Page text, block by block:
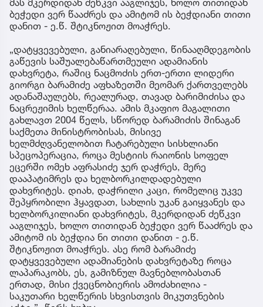
ბეჭედი ვერ წააძრეს და ამიტომ ის ბეჭდიანი თითი
დანით - ე.წ. შტიკნოჟით მოაჭრეს.
„დატყვევებული, განიარაღებული, წინააღმდეგობის
გაწევის საშუალებაწართმეული ადამიანის
დახვრეტა, რაშიც ნაცმოძის ერთ-ერთი ლიდერი
გიორგი ბარამიძე აფხაზეთში მეომარ ქართველებს
ადანაშაულებს, რეალურად, თავად ბარიმიძისა და
ნაცრეჟიმის ხელწერაა. ამის მკაფიო მაგალითი
გახლავთ 2004 წელს, სწორედ ბარამიძის შინაგან
საქმეთა მინისტრობისას, მისივე
ხელმძღვანელობით ჩატარებული სისხლიანი
სპეცოპერაცია, როცა მესტიის რაიონის სოფელ
ეცერში ომეხ აფრასიძე ჯერ დაჭრეს, მერე
დააპატიმრეს და ხელბორკილდადებული
დახვრიტეს. დიახ, დაჭრილი კაცი, რომელიც უკვე
შეპყრობილი ჰყავდათ, სახლის უკან გაიყვანეს და
ხელბორკილიანი დახვრიტეს, მკერდიდან ძეწკვი
ააგლიჯეს, ხოლო თითიდან ბეჭედი ვერ წააძრეს და
ამიტომ ის ბეჭდია ნი თითი დანით - ე.წ.
შტიკნოჟით მოაჭრეს. ასე რომ ბარამიძე
დატყვევებული ადამიანების დახვრეტაზე როცა
ლაპარაკობს, ეს, გამიზნულ მავნებლობასთან
ერთად, მისი ქვეცნობიერის ამოძახილია -
საკუთარი ხელწერის სხვისთვის მიკუთვნების